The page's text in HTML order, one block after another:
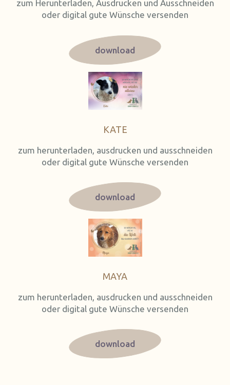
zum Herunterladen, Ausdrucken und Ausschneiden
oder digital gute Wünsche versenden
download
KATE
zum herunterladen, ausdrucken und ausschneiden
oder digital gute Wünsche versenden
download
MAYA
zum herunterladen, ausdrucken und ausschneiden
oder digital gute Wünsche versenden
download